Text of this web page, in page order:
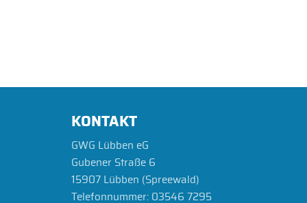
KONTAKT
GWG Lübben eG
Gubener Straße 6
15907 Lübben (Spreewald)
Telefonnummer: 03546 7295